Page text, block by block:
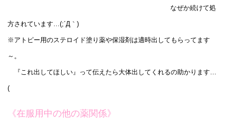
なぜか続けて処
方されています…(;´Д｀)
※アトピー用のステロイド塗り薬や保湿剤は適時出してもらってます
～。
『これ出してほしい』って伝えたら大体出してくれるの助かります…
(
《在服用中の他の薬関係》